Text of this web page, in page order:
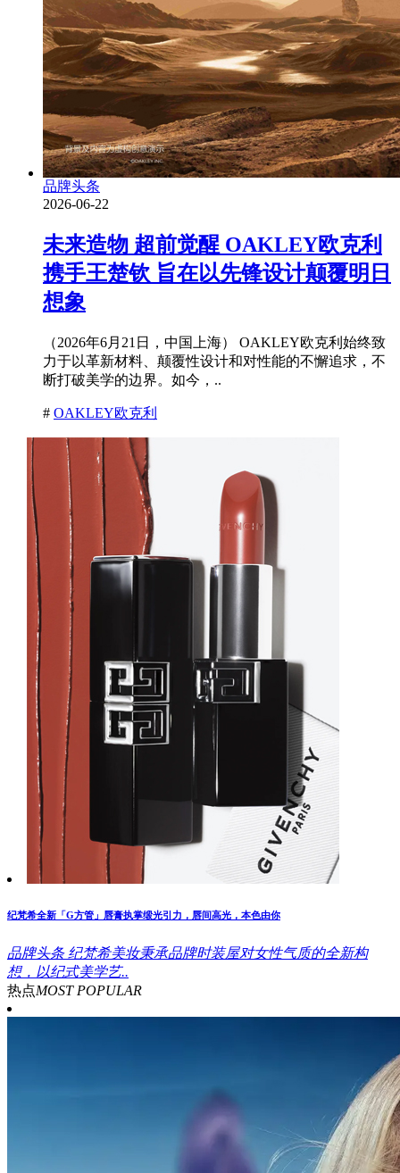
品牌头条
2026-06-22
未来造物 超前觉醒 OAKLEY欧克利
携手王楚钦 旨在以先锋设计颠覆明日
想象
（2026年6月21日，中国上海） OAKLEY欧克利始终致
力于以革新材料、颠覆性设计和对性能的不懈追求，不
断打破美学的边界。如今，..
# OAKLEY欧克利
纪梵希全新「G方管」唇膏执掌缎光引力，唇间高光，本色由你
品牌头条 纪梵希美妆秉承品牌时装屋对女性气质的全新构
想，以纪式美学艺..
热点MOST POPULAR